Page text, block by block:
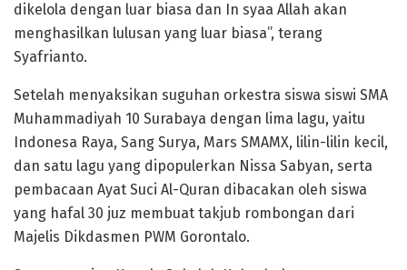
dikelola dengan luar biasa dan In syaa Allah akan
menghasilkan lulusan yang luar biasa”, terang
Syafrianto.
Setelah menyaksikan suguhan orkestra siswa siswi SMA
Muhammadiyah 10 Surabaya dengan lima lagu, yaitu
Indonesa Raya, Sang Surya, Mars SMAMX, lilin-lilin kecil,
dan satu lagu yang dipopulerkan Nissa Sabyan, serta
pembacaan Ayat Suci Al-Quran dibacakan oleh siswa
yang hafal 30 juz membuat takjub rombongan dari
Majelis Dikdasmen PWM Gorontalo.